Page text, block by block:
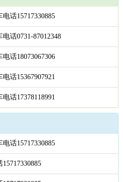
话15717330885
话0731-87012348
话18073067306
话15367907921
话17378118991
话15717330885